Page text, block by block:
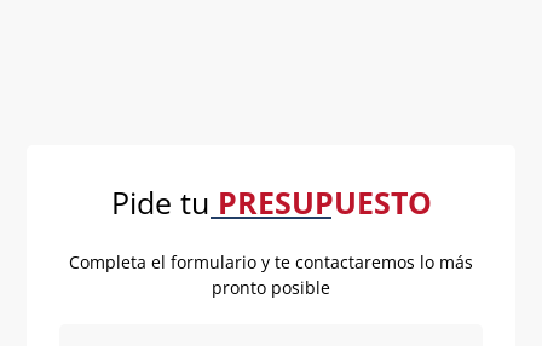
Pide tu PRESUPUESTO
Completa el formulario y te contactaremos lo más
pronto posible